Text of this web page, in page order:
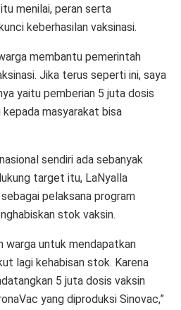
menilai, peran serta
keberhasilan vaksinasi.
membantu pemerintah
Jika terus seperti ini, saya
yaitu pemberian 5 juta dosis
kepada masyarakat bisa
sendiri ada sebanyak
target itu, LaNyalla
pelaksana program
stok vaksin.
warga untuk mendapatkan
lagi kehabisan stok. Karena
5 juta dosis vaksin
yang diproduksi Sinovac,”